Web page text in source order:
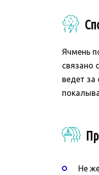
Ячмень
связано
ведет за
Не